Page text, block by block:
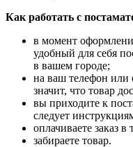
Как работать с
в момент
удобный для себя
в вашем городе;
на ваш телефон или
значит, что товар
вы приходите к
следует
оплачиваете заказ
забираете товар.